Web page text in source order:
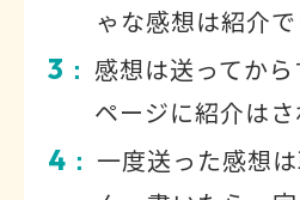
ゃな感想は紹介で
3 ： 感想は送ってか
ページに紹介はさ
4 ： 一度送った感想